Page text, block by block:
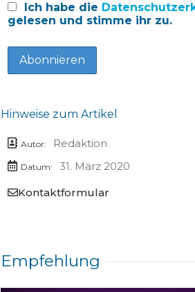
Ich habe die
gelesen und stimme ihr zu.
Hinweise zum Artikel
Autor: Redaktion
Datum:
31. März 2020
Kontaktformular
Empfehlung